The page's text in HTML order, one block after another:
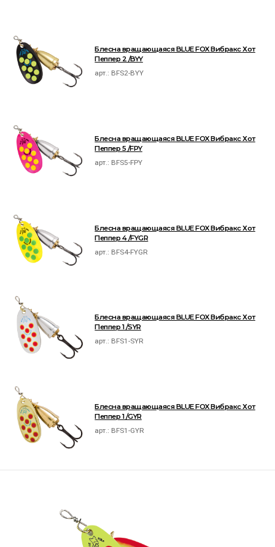
Блесна вращающаяся BLUE FOX Вибракс Хот
Пеппер 2 /BYY
арт.: BFS2-BYY
Блесна вращающаяся BLUE FOX Вибракс Хот
Пеппер 5 /FPY
арт.: BFS5-FPY
Блесна вращающаяся BLUE FOX Вибракс Хот
Пеппер 4 /FYGR
арт.: BFS4-FYGR
Блесна вращающаяся BLUE FOX Вибракс Хот
Пеппер 1 /SYR
арт.: BFS1-SYR
Блесна вращающаяся BLUE FOX Вибракс Хот
Пеппер 1 /GYR
арт.: BFS1-GYR